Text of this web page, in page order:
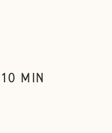
10 MIN